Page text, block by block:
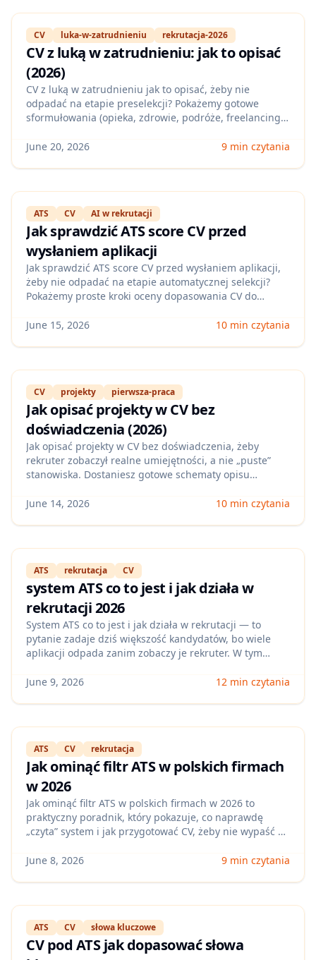
CV luka-w-zatrudnieniu rekrutacja-2026
CV z luką w zatrudnieniu: jak to opisać
(2026)
CV z luką w zatrudnieniu jak to opisać, żeby nie
odpadać na etapie preselekcji? Pokażemy gotowe
sformułowania (opieka, zdrowie, podróże, freelancing,
przerwę w mocny sygnał kompetencji.
June 20, 2026 9 min czytania
ATS CV AI w rekrutacji
Jak sprawdzić ATS score CV przed
wysłaniem aplikacji
Jak sprawdzić ATS score CV przed wysłaniem aplikacji,
żeby nie odpadać na etapie automatycznej selekcji?
Pokażemy proste kroki oceny dopasowania CV do
jak szybko poprawić wynik przed kliknięciem „Aplikuj”.
June 15, 2026 10 min czytania
CV projekty pierwsza-praca
Jak opisać projekty w CV bez
doświadczenia (2026)
Jak opisać projekty w CV bez doświadczenia, żeby
rekruter zobaczył realne umiejętności, a nie „puste”
stanowiska. Dostaniesz gotowe schematy opisu
ról i checklistę, co dopisać, gdy nie masz komercyjnych
June 14, 2026 10 min czytania
ATS rekrutacja CV
system ATS co to jest i jak działa w
rekrutacji 2026
System ATS co to jest i jak działa w rekrutacji — to
pytanie zadaje dziś większość kandydatów, bo wiele
aplikacji odpada zanim zobaczy je rekruter. W tym
jakich etapach filtruje zgłoszenia i jak czytać sygnały z
June 9, 2026 12 min czytania
ATS CV rekrutacja
Jak ominąć filtr ATS w polskich firmach
w 2026
Jak ominąć filtr ATS w polskich firmach w 2026 to
praktyczny poradnik, który pokazuje, co naprawdę
„czyta” system i jak przygotować CV, żeby nie wypaść na
najczęstszych błędów oraz proste testy, które możesz
June 8, 2026 9 min czytania
ATS CV słowa kluczowe
CV pod ATS jak dopasować słowa